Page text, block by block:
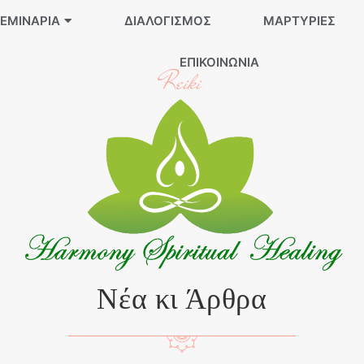
ΔΙΑΛΟΓΙΣΜΌΣ ΜΑΡΤΥΡΊΕΣ
ΕΠΙΚΟΙΝΩΝΊΑ
Reiki
Νέα κι Άρθρα